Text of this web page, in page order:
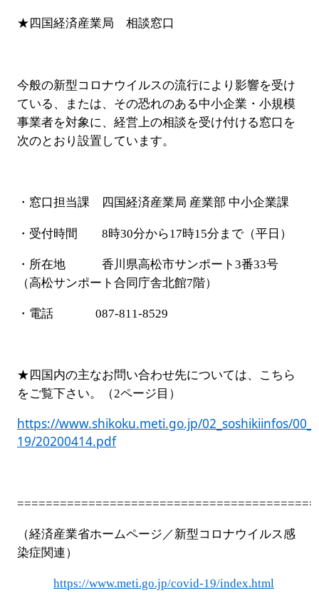
★四国経済産業局 相談窓口
今般の新型コロナウイルスの流行により影響を受け
ている、または、その恐れのある中小企業・小規模
事業者を対象に、経営上の相談を受け付ける窓口を
次のとおり設置しています。
・窓口担当課 四国経済産業局 産業部 中小企業課
・受付時間 8時30分から17時15分まで（平日）
・所在地 香川県高松市サンポート 3番33号
（高松サンポート合同庁舎北館7階）
・電話 087-811-8529
★四国内の主なお問い合わせ先については、こちら
をご覧下さい。（2ページ目）
https://www.shikoku.meti.go.jp/02_soshikiinfos/
19/20200414.pdf
（経済産業省ホームページ／新型コロナウイルス感
染症関連）
https://www.meti.go.jp/covid-19/index.html